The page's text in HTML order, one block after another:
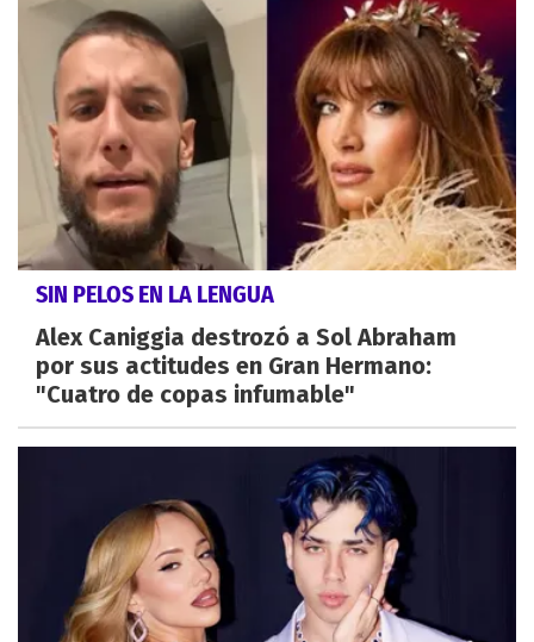
SIN PELOS EN LA LENGUA
Alex Caniggia destrozó a Sol Abraham
por sus actitudes en Gran Hermano:
"Cuatro de copas infumable"